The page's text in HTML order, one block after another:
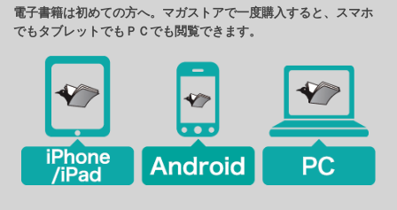
電子書籍は初めての方へ。マガストアで一度購入すると、スマホ
でもタブレットでもＰＣでも閲覧できます。